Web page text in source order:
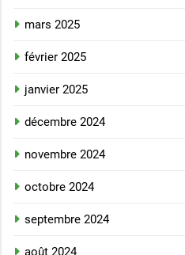
mars 2025
février 2025
janvier 2025
décembre 2024
novembre 2024
octobre 2024
septembre 2024
août 2024